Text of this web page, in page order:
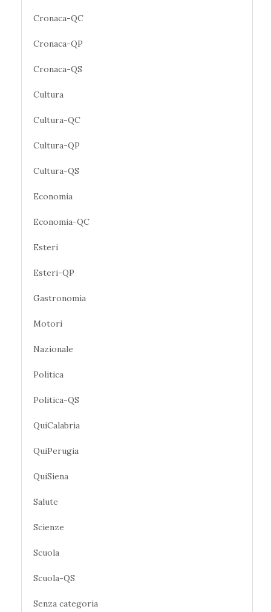
Cronaca-QC
Cronaca-QP
Cronaca-QS
Cultura
Cultura-QC
Cultura-QP
Cultura-QS
Economia
Economia-QC
Esteri
Esteri-QP
Gastronomia
Motori
Nazionale
Politica
Politica-QS
QuiCalabria
QuiPerugia
QuiSiena
Salute
Scienze
Scuola
Scuola-QS
Senza categoria